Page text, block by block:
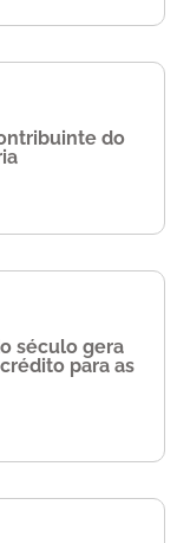
do
século gera
para as